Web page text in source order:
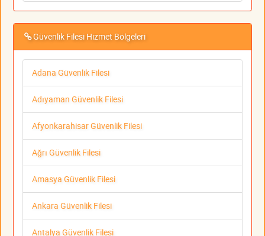
Güvenlik Filesi Hizmet Bölgeleri
Adana Güvenlik Filesi
Adıyaman Güvenlik Filesi
Afyonkarahisar Güvenlik Filesi
Ağrı Güvenlik Filesi
Amasya Güvenlik Filesi
Ankara Güvenlik Filesi
Antalya Güvenlik Filesi